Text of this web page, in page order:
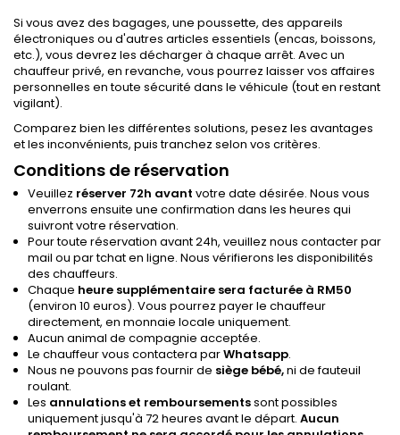
Si vous avez des bagages, une poussette, des appareils
électroniques ou d'autres articles essentiels (encas, boissons,
etc.), vous devrez les décharger à chaque arrêt. Avec un
chauffeur privé, en revanche, vous pourrez laisser vos affaires
personnelles en toute sécurité dans le véhicule (tout en restant
vigilant).
Comparez bien les différentes solutions, pesez les avantages
et les inconvénients, puis tranchez selon vos critères.
Conditions de réservation
Veuillez réserver 72h avant votre date désirée. Nous vous
enverrons ensuite une confirmation dans les heures qui
suivront votre réservation.
Pour toute réservation avant 24h, veuillez nous contacter par
mail ou par tchat en ligne. Nous vérifierons les disponibilités
des chauffeurs.
Chaque heure supplémentaire sera facturée à RM50
(environ 10 euros). Vous pourrez payer le chauffeur
directement, en monnaie locale uniquement.
Aucun animal de compagnie acceptée.
Le chauffeur vous contactera parWhatsapp.
Nous ne pouvons pas fournir de siège bébé,ni de fauteuil
roulant.
Les annulations et remboursementssont possibles
uniquement jusqu'à 72 heures avant le départ. Aucun